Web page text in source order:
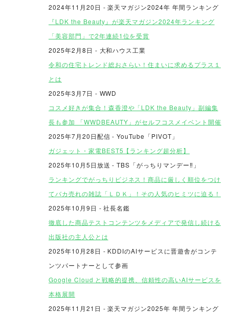
2024年11月20日 - 楽天マガジン2024年 年間ランキング
『LDK the Beauty』が楽天マガジン2024年ランキング
「美容部門」で2年連続1位を受賞
2025年2月8日 - 大和ハウス工業
令和の住宅トレンド総おさらい！住まいに求めるプラス１
とは
2025年3月7日 - WWD
コスメ好きが集合！森香澄や「LDK the Beauty」副編集
長も参加 「WWDBEAUTY」がセルフコスメイベント開催
2025年7月20日配信 - YouTube「PIVOT」
ガジェット・家電BEST5【ランキング超分析】
2025年10月5日放送 - TBS「がっちりマンデー‼」
ランキングでがっちりビジネス！商品に厳しく順位をつけ
てバカ売れの雑誌「ＬＤＫ」！その人気のヒミツに迫る！
2025年10月9日 - 社長名鑑
徹底した商品テストコンテンツをメディアで発信し続ける
出版社の主人公とは
2025年10月28日 - KDDIのAIサービスに晋遊舎がコンテ
ンツパートナーとして参画
Google Cloud と戦略的提携、信頼性の高いAIサービスを
本格展開
2025年11月21日 - 楽天マガジン2025年 年間ランキング